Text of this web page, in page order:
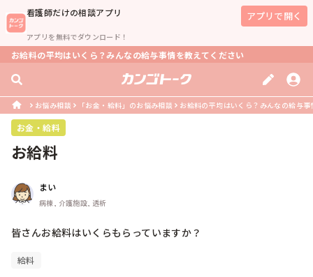
看護師だけの相談アプリ
アプリを無料でダウンロード！
アプリで開く
お給料の平均はいくら？みんなの給与事情を教えてください
お悩み相談 「お金・給料」のお悩み相談 お給料の平均はいくら？みんなの給与
お金・給料
お給料
まい
病棟, 介護施設, 透析
皆さんお給料はいくらもらっていますか？
給料